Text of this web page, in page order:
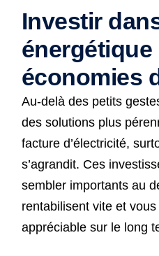
Investir
économies
Au-delà des petits
des solutions plus
facture d’électricité,
s’agrandit. Ces
sembler importants au
rentabilisent vite et
appréciable sur le long